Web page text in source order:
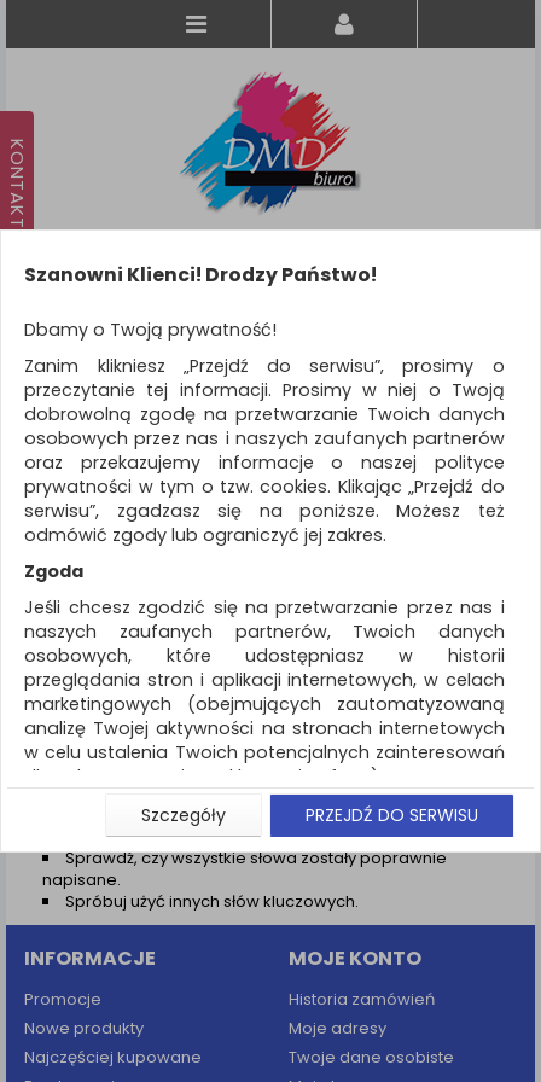
KATEGORIE
WSZYSTKIE KATEGORIE
FILTRY
Więcej
REKLAMA
AKTUALNOŚCI
Wyniki wyszukiwania
NIE ZNALEZIONO PRODUKTÓW
Nie odnaleziono produktów wg przyjętych kryteriów
PODPOWIEDZI
Zmień kryteria wyszukiwania zaznaczając inne filtry i
wyszukaj ponownie
Sprawdź, czy wszystkie słowa zostały poprawnie
napisane.
Spróbuj użyć innych słów kluczowych.
INFORMACJE
Promocje
Nowe produkty
Najczęściej kupowane
MOJE KONTO
Historia zamówień
Moje adresy
Twoje dane osobiste
Szanowni Klienci! Drodzy Państwo!
Dbamy o Twoją prywatność!
Zanim klikniesz „Przejdź do serwisu”, prosimy o
przeczytanie tej informacji. Prosimy w niej o Twoją
dobrowolną zgodę na przetwarzanie Twoich danych
osobowych przez nas i naszych zaufanych partnerów
oraz przekazujemy informacje o naszej polityce
prywatności w tym o tzw. cookies. Klikając „Przejdź do
serwisu”, zgadzasz się na poniższe. Możesz też
odmówić zgody lub ograniczyć jej zakres.
Zgoda
Jeśli chcesz zgodzić się na przetwarzanie przez nas i
naszych zaufanych partnerów, Twoich danych
osobowych, które udostępniasz w historii
przeglądania stron i aplikacji internetowych, w celach
marketingowych (obejmujących zautomatyzowaną
analizę Twojej aktywności na stronach internetowych
w celu ustalenia Twoich potencjalnych zainteresowań
dla dostosowania reklamy i oferty), w tym na
umieszczanie tzw. cookies na Twoich urządzeniach i
ich odczytywanie, kliknij przycisk „Przejdź do serwisu”.
Jeśli nie chcesz wyrazić zgody lub ograniczyć jej
zakres, kliknij „Szczegóły”, gdzie znajdziesz wszelkie
informacje o tym jak to zrobić . Te same informacje
znajdziesz także na podstronie z naszą polityką
prywatności obowiązującą od 25 maja 2018.
W przypadku użytkowników zalogowanych, aby
umożliwić prawidłową realizację Umowy z Państwem i
związane z tym prawidłowe działanie naszej strony
www, a w szczególności np. wysłanie potwierdzenia
Szczegóły PRZEJDŹ DO SERWISU